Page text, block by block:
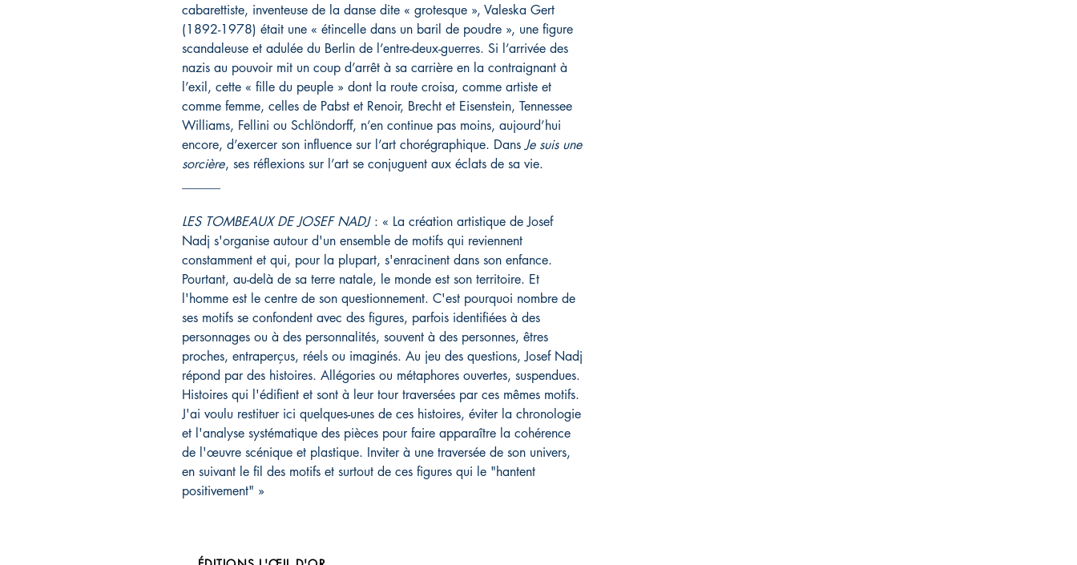
cabarettiste, inventeuse de la danse dite « grotesque », Valeska Gert
(1892-1978) était une « étincelle dans un baril de poudre », une figure
scandaleuse et adulée du Berlin de l’entre-deux-guerres. Si l’arrivée des
nazis au pouvoir mit un coup d’arrêt à sa carrière en la contraignant à
l’exil, cette « fille du peuple » dont la route croisa, comme artiste et
comme femme, celles de Pabst et Renoir, Brecht et Eisenstein, Tennessee
Williams, Fellini ou Schlöndorff, n’en continue pas moins, aujourd’hui
encore, d’exercer son influence sur l’art chorégraphique. DansJe suis une
sorcière, ses réflexions sur l’art se conjuguent aux éclats de sa vie.
LES TOMBEAUX DE JOSEF NADJ: « La création artistique de Josef
Nadj s'organise autour d'un ensemble de motifs qui reviennent
constamment et qui, pour la plupart, s'enracinent dans son enfance.
Pourtant, au-delà de sa terre natale, le monde est son territoire. Et
l'homme est le centre de son questionnement. C'est pourquoi nombre de
ses motifs se confondent avec des figures, parfois identifiées à des
personnages ou à des personnalités, souvent à des personnes, êtres
proches, entraperçus, réels ou imaginés. Au jeu des questions, Josef Nadj
répond par des histoires. Allégories ou métaphores ouvertes, suspendues.
Histoires qui l'édifient et sont à leur tour traversées par ces mêmes motifs.
J'ai voulu restituer ici quelques-unes de ces histoires, éviter la chronologie
et l'analyse systématique des pièces pour faire apparaître la cohérence
de l'œuvre scénique et plastique. Inviter à une traversée de son univers,
en suivant le fil des motifs et surtout de ces figures qui le "hantent
positivement" »